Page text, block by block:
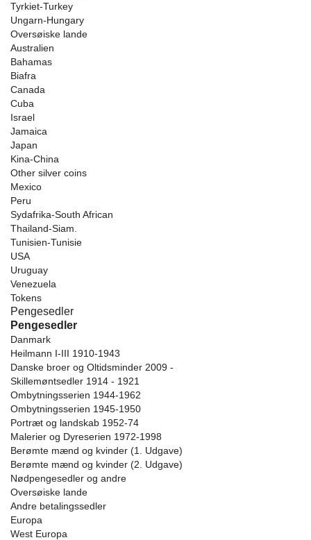
Tyrkiet-Turkey
Ungarn-Hungary
Oversøiske lande
Australien
Bahamas
Biafra
Canada
Cuba
Israel
Jamaica
Japan
Kina-China
Other silver coins
Mexico
Peru
Sydafrika-South African
Thailand-Siam.
Tunisien-Tunisie
USA
Uruguay
Venezuela
Tokens
Pengesedler
Pengesedler
Danmark
Heilmann I-III 1910-1943
Danske broer og Oltidsminder 2009 -
Skillemøntsedler 1914 - 1921
Ombytningsserien 1944-1962
Ombytningsserien 1945-1950
Portræt og landskab 1952-74
Malerier og Dyreserien 1972-1998
Berømte mænd og kvinder (1. Udgave)
Berømte mænd og kvinder (2. Udgave)
Nødpengesedler og andre
Oversøiske lande
Andre betalingssedler
Europa
West Europa